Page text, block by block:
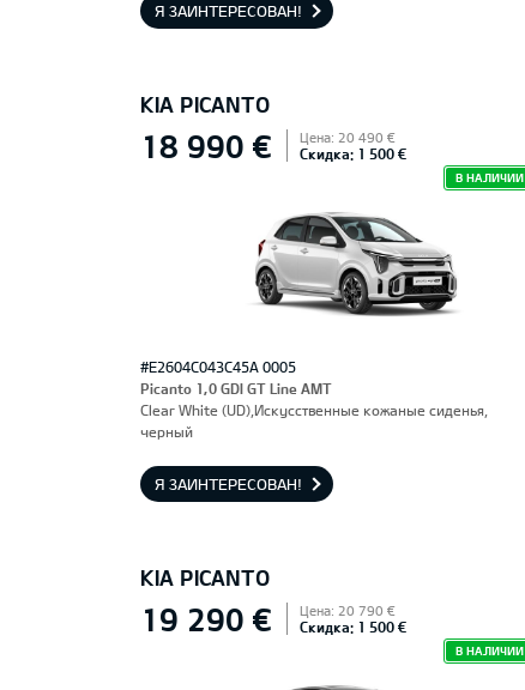
Я ЗАИНТЕРЕСОВАН!
KIA PICANTO
18 990 € Цена: 20 490 €
Скидка: 1 500 €
В НАЛИЧИИ
#E2604C043C45A 0005
Picanto 1,0 GDI GT Line AMT
Clear White (UD),Искусственные кожаные сиденья,
черный
Я ЗАИНТЕРЕСОВАН!
KIA PICANTO
19 290 € Цена: 20 790 €
Скидка: 1 500 €
В НАЛИЧИИ